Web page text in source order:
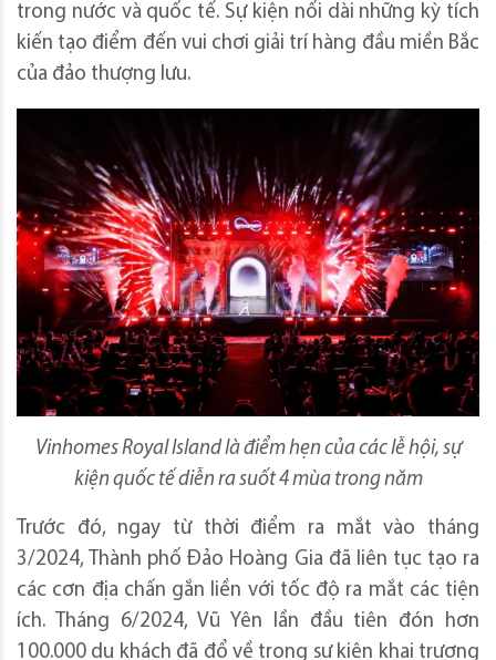
trong nước và quốc tế. Sự kiện nối dài những kỳ tích
kiến tạo điểm đến vui chơi giải trí hàng đầu miền Bắc
của đảo thượng lưu.
Vinhomes Royal Island là điểm hẹn của các lễ hội, sự
kiện quốc tế diễn ra suốt 4 mùa trong năm
Trước đó, ngay từ thời điểm ra mắt vào tháng
3/2024, Thành phố Đảo Hoàng Gia đã liên tục tạo ra
các cơn địa chấn gắn liền với tốc độ ra mắt các tiện
ích. Tháng 6/2024, Vũ Yên lần đầu tiên đón hơn
100.000 du khách đã đổ về trong sự kiện khai trương